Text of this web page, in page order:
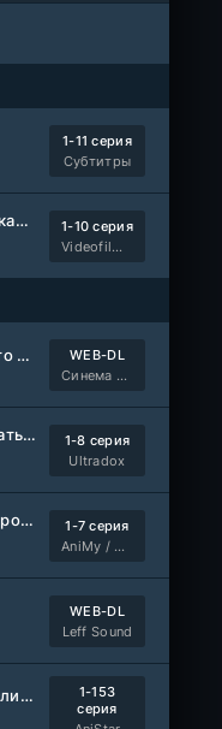
1-11 серия
Субтитры
Моя жизнь с мальчиками Уолтер
1-10 серия
Videofilm Int
Оскар, Патка и золото Балтики
WEB-DL
Синема УС
Никто не будет скучать по нам
1-8 серия
Ultradox
Некромант: Я катастрофа
1-7 серия
AniMy / RuChiMe
WEB-DL
Leff Sound
Мой Старший Брат слишком стабилен
1-153
серия